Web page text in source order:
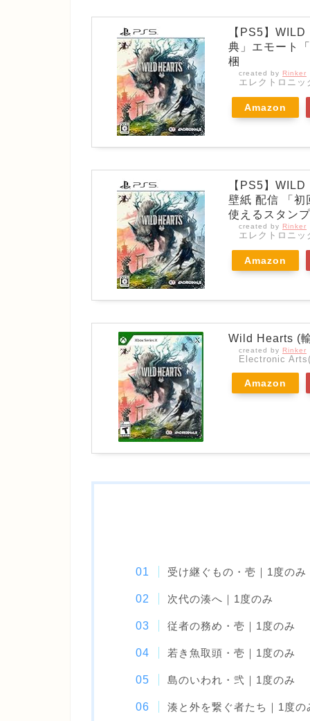
【PS5】
典」エモート
梱
created by Rinker
エレクトロニッ
Amazon
【PS5】
壁紙 配信 「初
使えるスタン
created by Rinker
エレクトロニッ
Amazon
Wild Hearts (
created by Rinker
Electronic
Amazon
受け継ぐもの・壱｜1度のみ
次代の湊へ｜1度のみ
従者の務め・壱｜1度のみ
若き魚取頭・壱｜1度のみ
島のいわれ・弐｜1度のみ
湊と外を繋ぐ者たち｜1度の